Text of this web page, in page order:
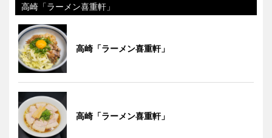
高崎「ラーメン喜重軒」
高崎「ラーメン喜重軒」
高崎「ラーメン喜重軒」